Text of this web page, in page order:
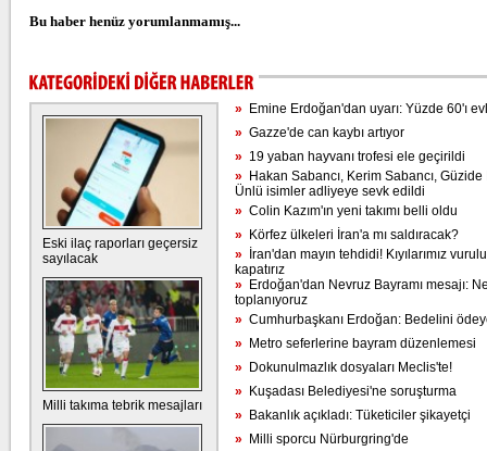
Bu haber henüz yorumlanmamış...
Eski ilaç raporları geçersiz
sayılacak
Milli takıma tebrik mesajları
» Emine Erdoğan'dan uyarı: Yüzde 60'ı
» Gazze'de can kaybı artıyor
» 19 yaban hayvanı trofesi ele geçirildi
» Hakan Sabancı, Kerim Sabancı,
Ünlü isimler adliyeye sevk edildi
» Colin Kazım'ın yeni takımı belli oldu
» Körfez ülkeleri İran'a mı saldıracak?
» İran'dan mayın tehdidi! Kıyılarımız
kapatırız
» Erdoğan'dan Nevruz Bayramı mesajı:
toplanıyoruz
» Cumhurbaşkanı Erdoğan: Bedelini
» Metro seferlerine bayram düzenlemesi
» Dokunulmazlık dosyaları Meclis'te!
» Kuşadası Belediyesi'ne soruşturma
» Bakanlık açıkladı: Tüketiciler şikayetçi
» Milli sporcu Nürburgring'de